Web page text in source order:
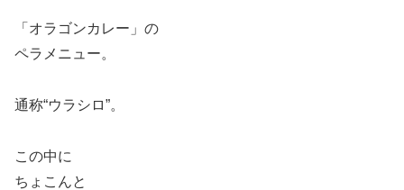
「オラゴンカレー」の
ペラメニュー。
通称“ウラシロ”。
この中に
ちょこんと